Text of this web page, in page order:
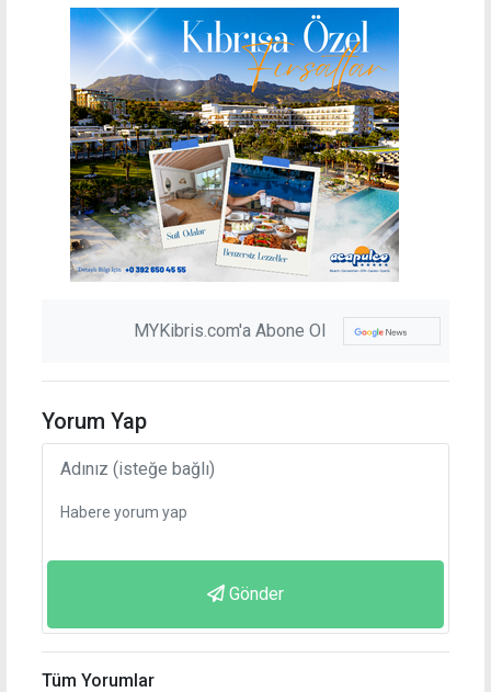
MYKibris.com'a Abone Ol
Yorum Yap
Gönder
Tüm Yorumlar